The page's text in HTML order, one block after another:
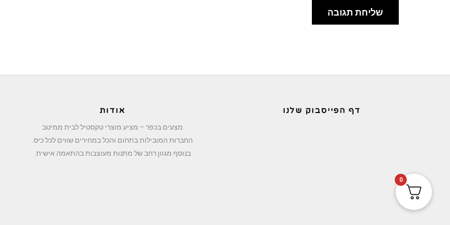
דף הפייסבוק שלנו אודות
מצעים בכפר – מציע מוצרי טקסטיל לבית ממיטב
החברות המובילות בתחום והכל במחירים שווים לכל כיס.
בנוסף מגוון רחב של מתנות מעוצבות בהתאמה אישית.
0